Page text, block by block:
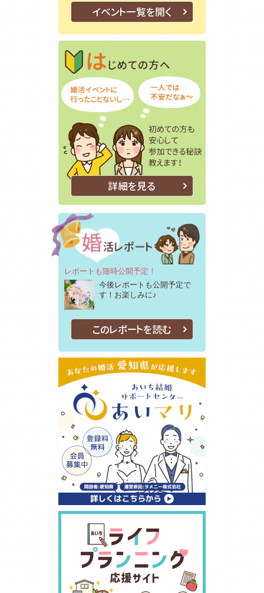
イベント一覧を開く
はじめての方
詳細を見る
レポートも随時公開予定！
今後レポートも公開予定で
す！お楽しみに♪
このレポートを読む